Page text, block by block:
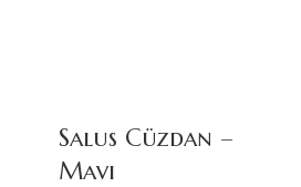
Salus Cüzdan –
Mavi